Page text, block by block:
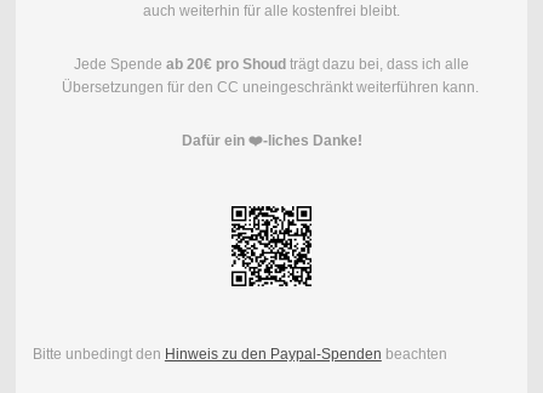
auch weiterhin für alle kostenfrei bleibt.
Jede Spende ab 20€ pro Shoud trägt dazu bei, dass ich alle
Übersetzungen für den CC uneingeschränkt weiterführen kann.
Dafür ein ❤️-liches Danke!
Bitte unbedingt den Hinweis zu den Paypal-Spenden beachten